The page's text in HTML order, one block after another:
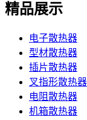
精品展示
电子散热器
型材散热器
插片散热器
叉指形散热器
电阻散热器
机箱散热器